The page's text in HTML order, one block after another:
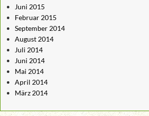
Juni 2015
Februar 2015
September 2014
August 2014
Juli 2014
Juni 2014
Mai 2014
April 2014
März 2014